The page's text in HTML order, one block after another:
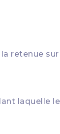
retenue
laquelle